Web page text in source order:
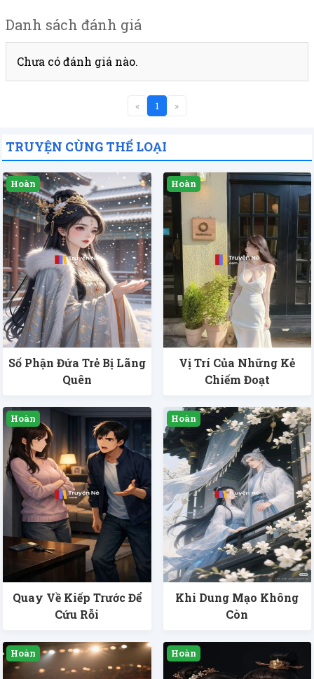
Danh sách đánh giá
Chưa có đánh giá nào.
« 1 »
TRUYỆN CÙNG THỂ LOẠI
Số Phận Đứa Trẻ Bị Lãng
Quên
Vị Trí Của Những Kẻ
Chiếm Đoạt
Quay Về Kiếp Trước Để
Cứu Rỗi
Khi Dung Mạo Không
Còn